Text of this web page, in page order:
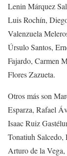
Lenin Márquez
Luis Rochín,
Valenzuela
Úrsulo Santos,
Fajardo, Carmen
Flores Zazueta.
Otros más son
Esparza, Rafael
Isaac Ruiz
Tonatiuh Salcedo,
Arturo de la Vega,